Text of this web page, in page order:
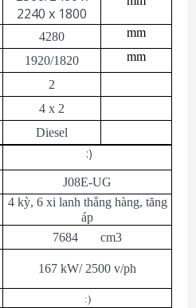
2240 x 1800
4280
mm
1920/1820
mm
2
4 x 2
Diesel
:)
J08E-UG
4 kỳ, 6 xi lanh thẳng hàng, tăng
áp
7684 cm3
167 kW/ 2500 v/ph
:)